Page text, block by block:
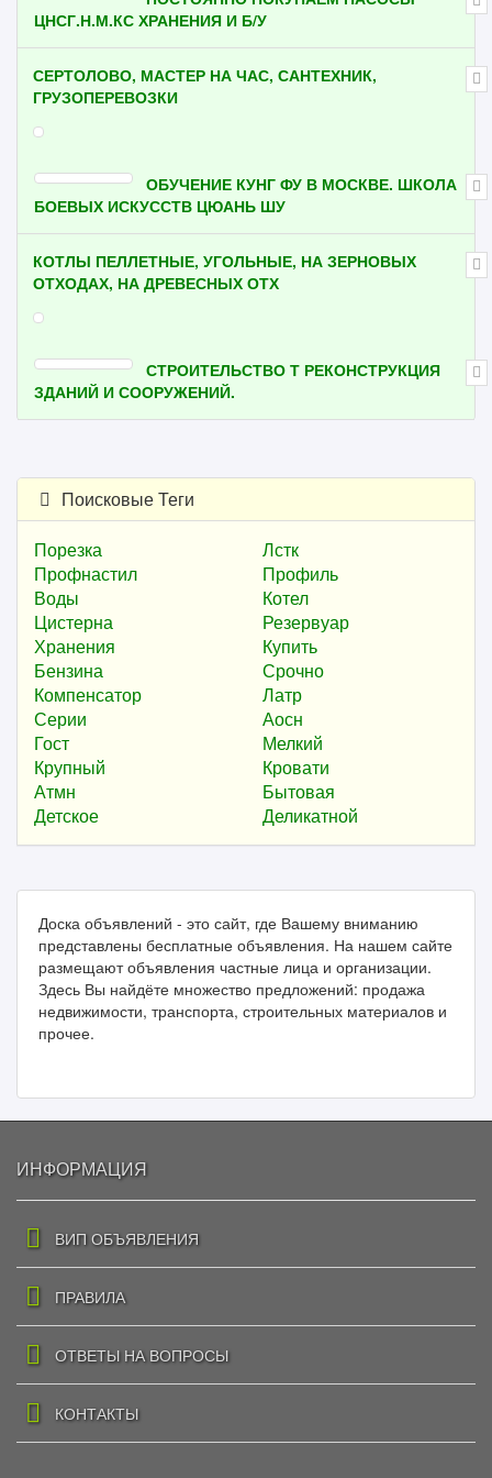
ЦНСГ.Н.М.КС ХРАНЕНИЯ И Б/У
СЕРТОЛОВО, МАСТЕР НА ЧАС, САНТЕХНИК,
ГРУЗОПЕРЕВОЗКИ
ОБУЧЕНИЕ КУНГ ФУ В МОСКВЕ. ШКОЛА
БОЕВЫХ ИСКУССТВ ЦЮАНЬ ШУ
КОТЛЫ ПЕЛЛЕТНЫЕ, УГОЛЬНЫЕ, НА ЗЕРНОВЫХ
ОТХОДАХ, НА ДРЕВЕСНЫХ ОТХ
СТРОИТЕЛЬСТВО Т РЕКОНСТРУКЦИЯ
ЗДАНИЙ И СООРУЖЕНИЙ.
Поисковые Теги
Порезка
Лстк
Профнастил
Профиль
Воды
Котел
Цистерна
Резервуар
Хранения
Купить
Бензина
Срочно
Компенсатор
Латр
Серии
Аосн
Гост
Мелкий
Крупный
Кровати
Атмн
Бытовая
Детское
Деликатной
Доска объявлений - это сайт, где Вашему вниманию
представлены бесплатные объявления. На нашем сайте
размещают объявления частные лица и организации.
Здесь Вы найдёте множество предложений: продажа
недвижимости, транспорта, строительных материалов и
прочее.
ИНФОРМАЦИЯ
ВИП ОБЪЯВЛЕНИЯ
ПРАВИЛА
ОТВЕТЫ НА ВОПРОСЫ
КОНТАКТЫ